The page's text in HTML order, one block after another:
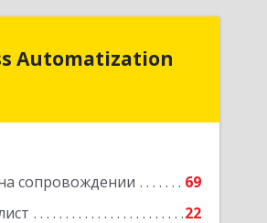
Automatization
сопровождении
69
22
г. Ташкент, Мирабадский